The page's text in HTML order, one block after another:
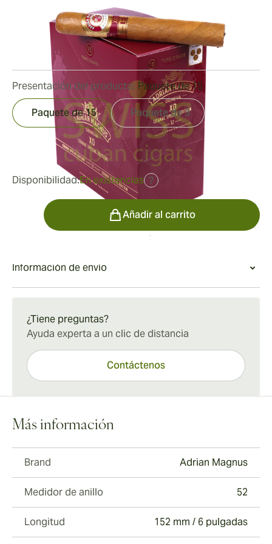
Medidor de anillo:52
Longitud:152 mm / 6 pulgadas
0 Reseñas
292,14 € fue449,11 €
Disponibilidad:En existencias ?
Presentación del producto: Paquete de 15
Paquete de 15 Paquete de 3
Cantidad
Añadir al carrito
Información de envío
¿Tiene preguntas?
Ayuda experta a un clic de distancia
Contáctenos
Más información
Brand Adrian Magnus
Medidor de anillo 52
Longitud 152 mm / 6 pulgadas